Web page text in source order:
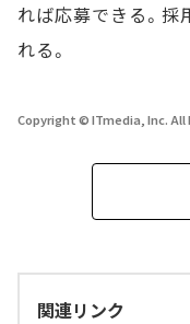
れば応募できる。
れる。
Copyright © ITmedia, Inc. All
関連リンク